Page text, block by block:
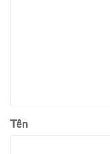
Tên